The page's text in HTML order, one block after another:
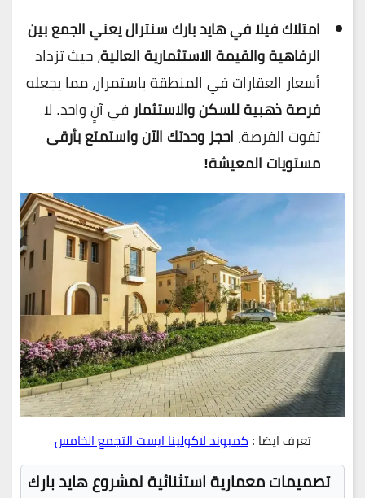
امتلاك فيلا في هايد بارك سنترال يعني الجمع بين
الرفاهية والقيمة الاستثمارية العالية، حيث تزداد
أسعار العقارات في المنطقة باستمرار، مما يجعله
فرصة ذهبية للسكن والاستثمار في آنٍ واحد. لا
تفوت الفرصة، احجز وحدتك الآن واستمتع بأرقى
مستويات المعيشة!
تعرف ايضا :كمبوند لاكولينا ايست التجمع الخامس
تصميمات معمارية استثنائية لمشروع هايد بارك